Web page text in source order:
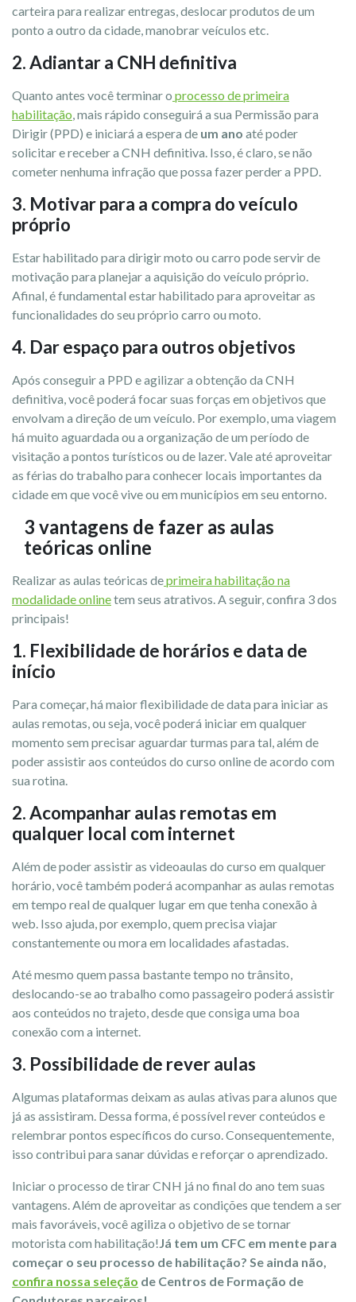
carteira para realizar entregas, deslocar produtos de um
ponto a outro da cidade, manobrar veículos etc.
2. Adiantar a CNH definitiva
Quanto antes você terminar o processo de primeira
habilitação, mais rápido conseguirá a sua Permissão para
Dirigir (PPD) e iniciará a espera de um ano até poder
solicitar e receber a CNH definitiva. Isso, é claro, se não
cometer nenhuma infração que possa fazer perder a PPD.
3. Motivar para a compra do veículo
próprio
Estar habilitado para dirigir moto ou carro pode servir de
motivação para planejar a aquisição do veículo próprio.
Afinal, é fundamental estar habilitado para aproveitar as
funcionalidades do seu próprio carro ou moto.
4. Dar espaço para outros objetivos
Após conseguir a PPD e agilizar a obtenção da CNH
definitiva, você poderá focar suas forças em objetivos que
envolvam a direção de um veículo. Por exemplo, uma viagem
há muito aguardada ou a organização de um período de
visitação a pontos turísticos ou de lazer. Vale até aproveitar
as férias do trabalho para conhecer locais importantes da
cidade em que você vive ou em municípios em seu entorno.
3 vantagens de fazer as aulas
teóricas online
Realizar as aulas teóricas deprimeira habilitação na
modalidade onlinetem seus atrativos. A seguir, confira 3 dos
principais!
1. Flexibilidade de horários e data de
início
Para começar, há maior flexibilidade de data para iniciar as
aulas remotas, ou seja, você poderá iniciar em qualquer
momento sem precisar aguardar turmas para tal, além de
poder assistir aos conteúdos do curso online de acordo com
sua rotina.
2. Acompanhar aulas remotas em
qualquer local com internet
Além de poder assistir as videoaulas do curso em qualquer
horário, você também poderá acompanhar as aulas remotas
em tempo real de qualquer lugar em que tenha conexão à
web. Isso ajuda, por exemplo, quem precisa viajar
constantemente ou mora em localidades afastadas.
Até mesmo quem passa bastante tempo no trânsito,
deslocando-se ao trabalho como passageiro poderá assistir
aos conteúdos no trajeto, desde que consiga uma boa
conexão com a internet.
3. Possibilidade de rever aulas
Algumas plataformas deixam as aulas ativas para alunos que
já as assistiram. Dessa forma, é possível rever conteúdos e
relembrar pontos específicos do curso. Consequentemente,
isso contribui para sanar dúvidas e reforçar o aprendizado.
Iniciar o processo de tirar CNH já no final do ano tem suas
vantagens. Além de aproveitar as condições que tendem a ser
mais favoráveis, você agiliza o objetivo de se tornar
motorista com habilitação!Já tem um CFC em mente para
começar o seu processo de habilitação? Se ainda não,
confira nossa seleção de Centros de Formação de